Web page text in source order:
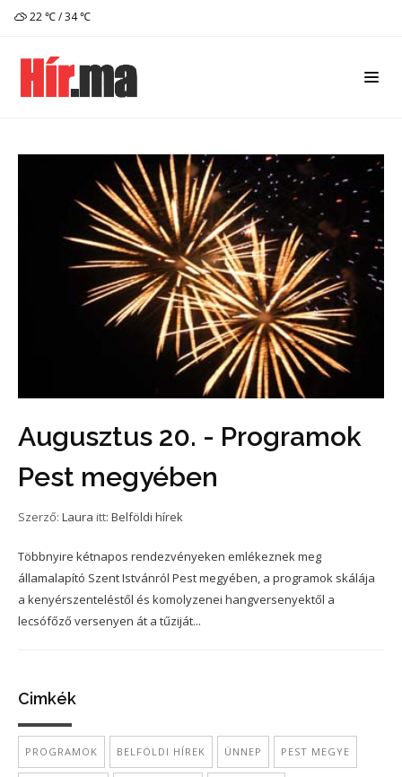
22 ℃ / 34 ℃
Augusztus 20. - Programok
Pest megyében
Szerző: Laura itt: Belföldi hírek
Többnyire kétnapos rendezvényeken emlékeznek meg
államalapító Szent Istvánról Pest megyében, a programok skálája
a kenyérszenteléstől és komolyzenei hangversenyektől a
lecsófőző versenyen át a tűziját...
Cimkék
PROGRAMOK BELFÖLDI HÍREK ÜNNEP PEST MEGYE